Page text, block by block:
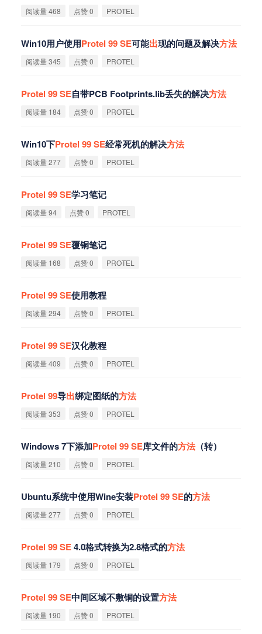
阅读量 468 点赞 0 PROTEL
Win10用户使用Protel 99SE可能出现的问题及解决方法
阅读量 345 点赞 0 PROTEL
Protel 99SE自带PCB Footprints.lib丢失的解决方法
阅读量 184 点赞 0 PROTEL
Win10下Protel 99SE经常死机的解决方法
阅读量 277 点赞 0 PROTEL
Protel 99SE学习笔记
阅读量 94 点赞 0 PROTEL
Protel 99SE覆铜笔记
阅读量 168 点赞 0 PROTEL
Protel 99SE使用教程
阅读量 294 点赞 0 PROTEL
Protel 99SE汉化教程
阅读量 409 点赞 0 PROTEL
Protel 99导出绑定图纸的方法
阅读量 353 点赞 0 PROTEL
Windows 7下添加Protel 99SE库文件的方法（转）
阅读量 210 点赞 0 PROTEL
Ubuntu系统中使用Wine安装Protel 99SE的方法
阅读量 277 点赞 0 PROTEL
Protel 99SE4.0格式转换为2.8格式的方法
阅读量 179 点赞 0 PROTEL
Protel 99SE中间区域不敷铜的设置方法
阅读量 190 点赞 0 PROTEL